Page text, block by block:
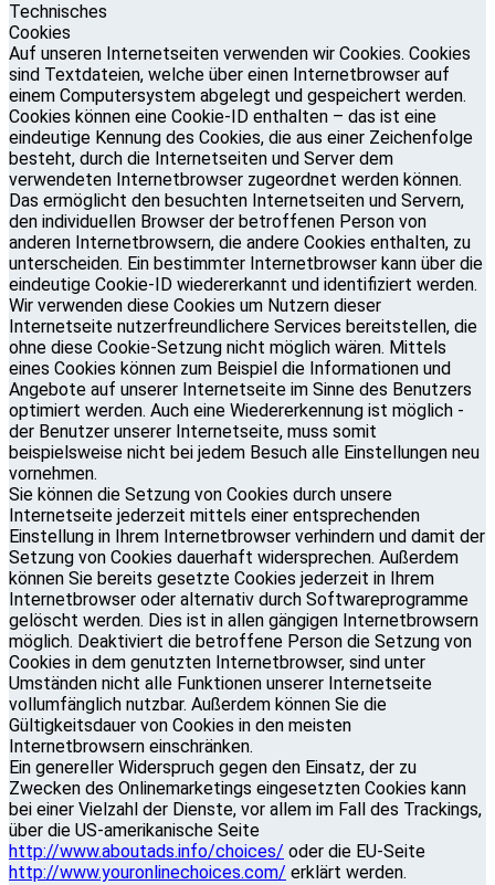
Technisches
Cookies
Auf unseren Internetseiten verwenden wir Cookies. Cookies
sind Textdateien, welche über einen Internetbrowser auf
einem Computersystem abgelegt und gespeichert werden.
Cookies können eine Cookie-ID enthalten – das ist eine
eindeutige Kennung des Cookies, die aus einer Zeichenfolge
besteht, durch die Internetseiten und Server dem
verwendeten Internetbrowser zugeordnet werden können.
Das ermöglicht den besuchten Internetseiten und Servern,
den individuellen Browser der betroffenen Person von
anderen Internetbrowsern, die andere Cookies enthalten, zu
unterscheiden. Ein bestimmter Internetbrowser kann über die
eindeutige Cookie-ID wiedererkannt und identifiziert werden.
Wir verwenden diese Cookies um Nutzern dieser
Internetseite nutzerfreundlichere Services bereitstellen, die
ohne diese Cookie-Setzung nicht möglich wären. Mittels
eines Cookies können zum Beispiel die Informationen und
Angebote auf unserer Internetseite im Sinne des Benutzers
optimiert werden. Auch eine Wiedererkennung ist möglich -
der Benutzer unserer Internetseite, muss somit
beispielsweise nicht bei jedem Besuch alle Einstellungen neu
vornehmen.
Sie können die Setzung von Cookies durch unsere
Internetseite jederzeit mittels einer entsprechenden
Einstellung in Ihrem Internetbrowser verhindern und damit der
Setzung von Cookies dauerhaft widersprechen. Außerdem
können Sie bereits gesetzte Cookies jederzeit in Ihrem
Internetbrowser oder alternativ durch Softwareprogramme
gelöscht werden. Dies ist in allen gängigen Internetbrowsern
möglich. Deaktiviert die betroffene Person die Setzung von
Cookies in dem genutzten Internetbrowser, sind unter
Umständen nicht alle Funktionen unserer Internetseite
vollumfänglich nutzbar. Außerdem können Sie die
Gültigkeitsdauer von Cookies in den meisten
Internetbrowsern einschränken.
Ein genereller Widerspruch gegen den Einsatz, der zu
Zwecken des Onlinemarketings eingesetzten Cookies kann
bei einer Vielzahl der Dienste, vor allem im Fall des Trackings,
über die US-amerikanische Seite
http://www.aboutads.info/choices/ oder die EU-Seite
http://www.youronlinechoices.com/ erklärt werden.